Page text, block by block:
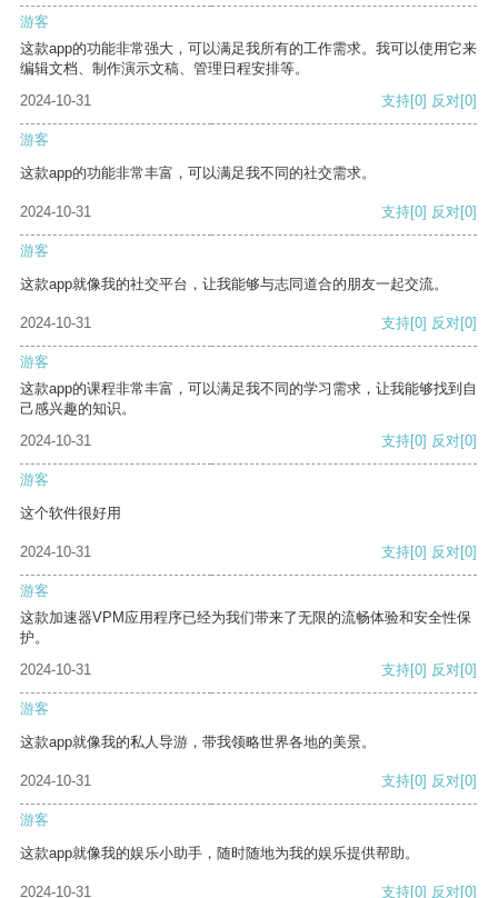
游客
这款app的功能非常强大，可以满足我所有的工作需求。我可以使用它来
编辑文档、制作演示文稿、管理日程安排等。
2024-10-31
支持[0] 反对[0]
游客
这款app的功能非常丰富，可以满足我不同的社交需求。
2024-10-31 支持[0] 反对[0]
游客
这款app就像我的社交平台，让我能够与志同道合的朋友一起交流。
2024-10-31 支持[0] 反对[0]
游客
这款app的课程非常丰富，可以满足我不同的学习需求，让我能够找到自
己感兴趣的知识。
2024-10-31
支持[0] 反对[0]
游客
这个软件很好用
2024-10-31 支持[0] 反对[0]
游客
这款加速器VPM应用程序已经为我们带来了无限的流畅体验和安全性保
护。
2024-10-31
支持[0] 反对[0]
游客
这款app就像我的私人导游，带我领略世界各地的美景。
2024-10-31 支持[0] 反对[0]
游客
这款app就像我的娱乐小助手，随时随地为我的娱乐提供帮助。
2024-10-31 支持[0] 反对[0]